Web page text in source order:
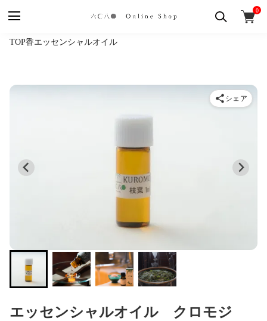
0
TOP香エッセンシャルオイル
エッセンシャルオイル クロモジ
シェア